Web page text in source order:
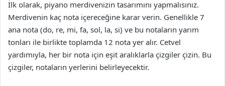
İlk olarak, piyano merdivenizin tasarımını yapmalısınız.
Merdivenin kaç nota içereceğine karar verin. Genellikle 7
ana nota (do, re, mi, fa, sol, la, si) ve bu notaların yarım
tonları ile birlikte toplamda 12 nota yer alır. Cetvel
yardımıyla, her bir nota için eşit aralıklarla çizgiler çizin. Bu
çizgiler, notaların yerlerini belirleyecektir.